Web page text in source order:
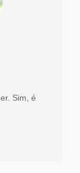
Sim, é